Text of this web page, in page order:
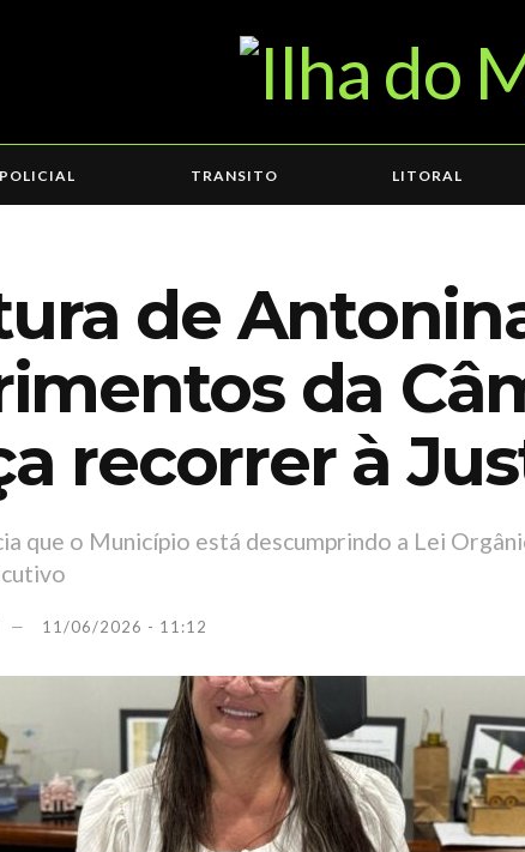
POLICIAL TRANSITO LITORAL
de
da
recorrer à
que o Município está descumprindo a Lei
11/06/2026 - 11:12